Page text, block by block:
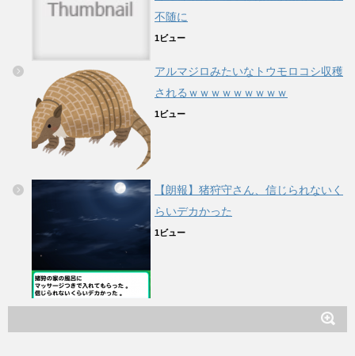
不随に
1ビュー
アルマジロみたいなトウモロコシ収穫
されるｗｗｗｗｗｗｗｗｗ
1ビュー
【朗報】猪狩守さん、信じられないく
らいデカかった
1ビュー